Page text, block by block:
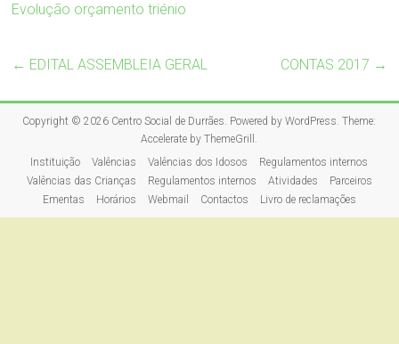
Evolução orçamento triénio
← EDITAL ASSEMBLEIA GERAL CONTAS 2017 →
Copyright © 2026 Centro Social de Durrães. Powered byWordPress. Theme:
Accelerate byThemeGrill .
Instituição
Valências Valências dos Idosos
Regulamentos internos
Valências das Crianças
Regulamentos internos Atividades
Parceiros
Ementas
Horários Webmail Contactos Livro de reclamações